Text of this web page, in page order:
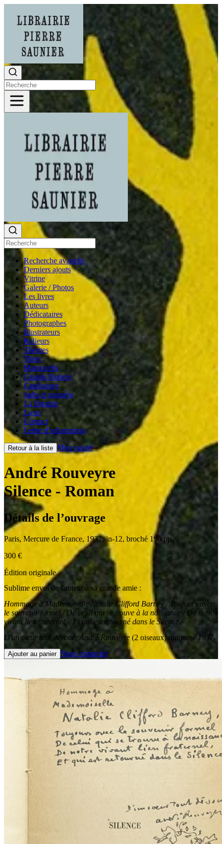
Recherche avancée
Derniers ajouts
Vitrine
Galerie / Photos
Les livres
Auteurs
Dédicataires
Photographes
Illustrateurs
Relieurs
Thèmes
Titres
Manuscrits
Grands Papiers
Catalogues
Jadis et naguère
La librairie
Liens
Contact
Lettre d'information
Retour à la liste Mon panier
André Rouveyre
Silence - Roman
Détails de l’ouvrage
Paris, Mercure de France, 1937; in-12, broché 190 pp.
300 €
Édition originale.
Sublime envoi de l'auteur à sa grande amie :
Hommage à Mademoiselle Natalie Clifford Barney / Toujours avec
le souvenir formel / De celui qui se trouve à la naissance / De notre
vivant lien fraternel, / Et qui est retourné dans le Silence.
D'un cœur tout dévoué, André Rouveyre (2 oiseaux)automne 1937.
Ajouter au panier Nous contacter